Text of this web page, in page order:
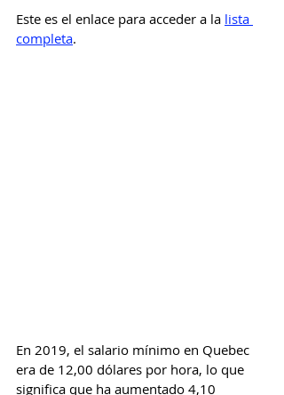
Este es el enlace para acceder a la lista
completa.
En 2019, el salario mínimo en Quebec
era de 12,00 dólares por hora, lo que
significa que ha aumentado 4,10